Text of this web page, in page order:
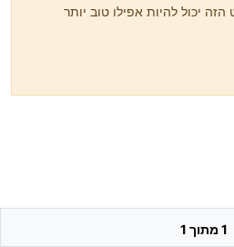
יכול להיות אפילו טוב יותר
1 מתוך 1